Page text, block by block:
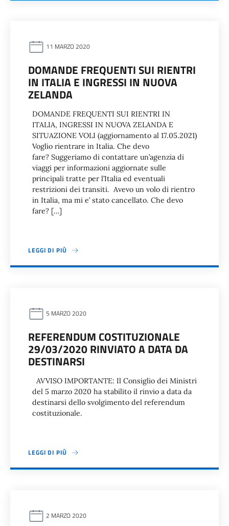
11 MARZO 2020
DOMANDE FREQUENTI SUI RIENTRI
IN ITALIA E INGRESSI IN NUOVA
ZELANDA
DOMANDE FREQUENTI SUI RIENTRI IN
ITALIA, INGRESSI IN NUOVA ZELANDA E
SITUAZIONE VOLI (aggiornamento al 17.05.2021)
Voglio rientrare in Italia. Che devo
fare? Suggeriamo di contattare un’agenzia di
viaggi per informazioni aggiornate sulle
principali tratte per l’Italia ed eventuali
restrizioni dei transiti. Avevo un volo di rientro
in Italia, ma mi e’ stato cancellato. Che devo
fare? […]
LEGGI DI PIÙ
5 MARZO 2020
REFERENDUM COSTITUZIONALE
29/03/2020 RINVIATO A DATA DA
DESTINARSI
AVVISO IMPORTANTE: Il Consiglio dei Ministri
del 5 marzo 2020 ha stabilito il rinvio a data da
destinarsi dello svolgimento del referendum
costituzionale.
LEGGI DI PIÙ
2 MARZO 2020